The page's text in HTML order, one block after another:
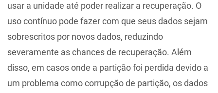
usar a unidade até poder realizar a recuperação. O
uso contínuo pode fazer com que seus dados sejam
sobrescritos por novos dados, reduzindo
severamente as chances de recuperação. Além
disso, em casos onde a partição foi perdida devido a
um problema como corrupção de partição, os dados